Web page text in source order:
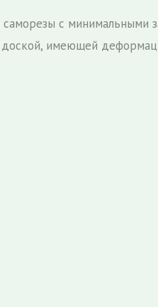
с минимальными
доской, имеющей